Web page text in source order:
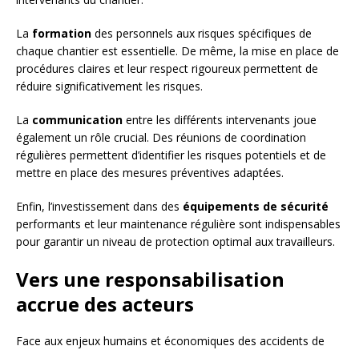
La formation des personnels aux risques spécifiques de
chaque chantier est essentielle. De même, la mise en place de
procédures claires et leur respect rigoureux permettent de
réduire significativement les risques.
La communication entre les différents intervenants joue
également un rôle crucial. Des réunions de coordination
régulières permettent d’identifier les risques potentiels et de
mettre en place des mesures préventives adaptées.
Enfin, l’investissement dans des équipements de sécurité
performants et leur maintenance régulière sont indispensables
pour garantir un niveau de protection optimal aux travailleurs.
Vers une responsabilisation
accrue des acteurs
Face aux enjeux humains et économiques des accidents de